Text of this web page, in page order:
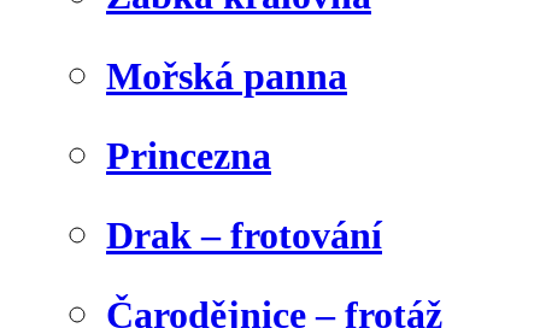
Mořská panna
Princezna
Drak – frotování
Čarodějnice – frotáž